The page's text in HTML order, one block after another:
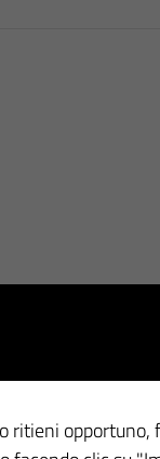
ritieni opportuno,